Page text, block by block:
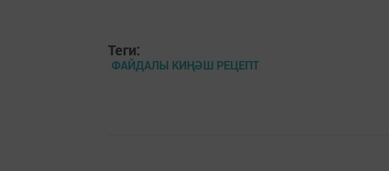
Теги:
ФАЙДАЛЫ КИҢӘШ РЕЦЕПТ